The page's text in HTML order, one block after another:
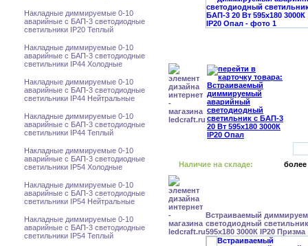
Накладные диммируемые 0-10
аварийные с БАП-3 светодиодные
светильники IP20 Теплый
Накладные диммируемые 0-10
аварийные с БАП-3 светодиодные
светильники IP44 Холодные
Накладные диммируемые 0-10
аварийные с БАП-3 светодиодные
светильники IP44 Нейтральные
Накладные диммируемые 0-10
аварийные с БАП-3 светодиодные
светильники IP44 Теплый
Накладные диммируемые 0-10
аварийные с БАП-3 светодиодные
светильники IP54 Холодные
Накладные диммируемые 0-10
аварийные с БАП-3 светодиодные
светильники IP54 Нейтральные
Накладные диммируемые 0-10
аварийные с БАП-3 светодиодные
светильники IP54 Теплый
Наличие на складе: более
Встраиваемый
светодиодный
595x180 3000К IP20 Призма